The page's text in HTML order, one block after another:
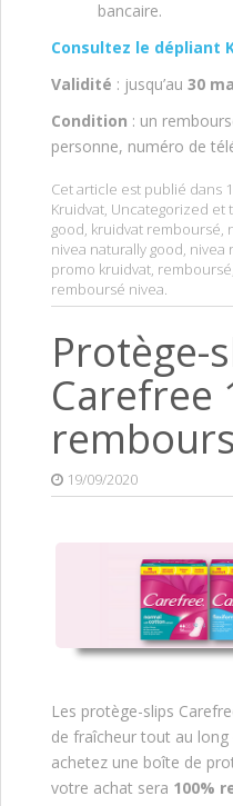
bancaire.
Consultez le dépliant
Validité : jusqu’au 30
Condition : un
personne, numéro de
Cet article est publié dans
Kruidvat, Uncategorized et
good, kruidvat remboursé,
nivea naturally good, nivea
promo kruidvat, remboursé
remboursé nivea.
Protège-
Carefree
19/09/2020
Les protège-slips
de fraîcheur tout au
achetez une boîte de
votre achat sera 100%